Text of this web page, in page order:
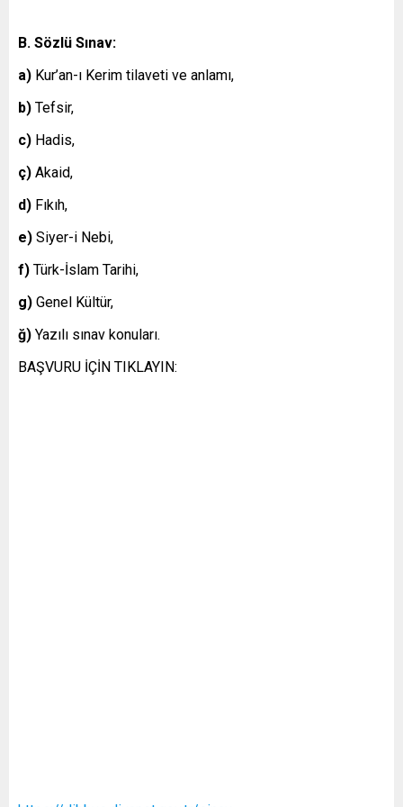
B. Sözlü Sınav:
a) Kur’an-ı Kerim tilaveti ve anlamı,
b) Tefsir,
c) Hadis,
ç) Akaid,
d) Fıkıh,
e) Siyer-i Nebi,
f) Türk-İslam Tarihi,
g) Genel Kültür,
ğ) Yazılı sınav konuları.
BAŞVURU İÇİN TIKLAYIN: